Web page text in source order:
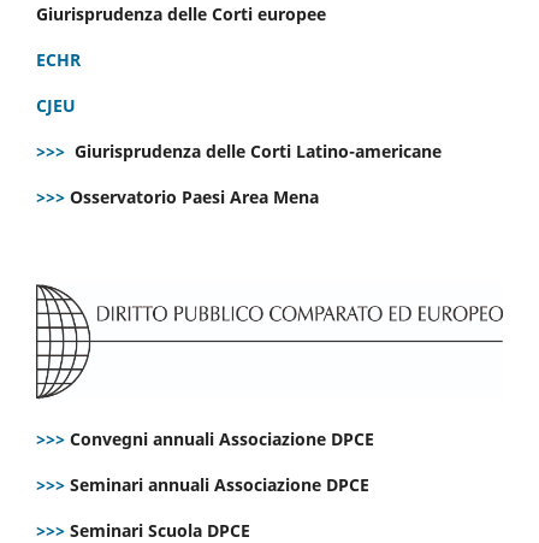
Giurisprudenza delle Corti europee
ECHR
CJEU
>>> Giurisprudenza delle Corti Latino-americane
>>> Osservatorio Paesi Area Mena
>>> Convegni annuali Associazione DPCE
>>> Seminari annuali Associazione DPCE
>>> Seminari Scuola DPCE